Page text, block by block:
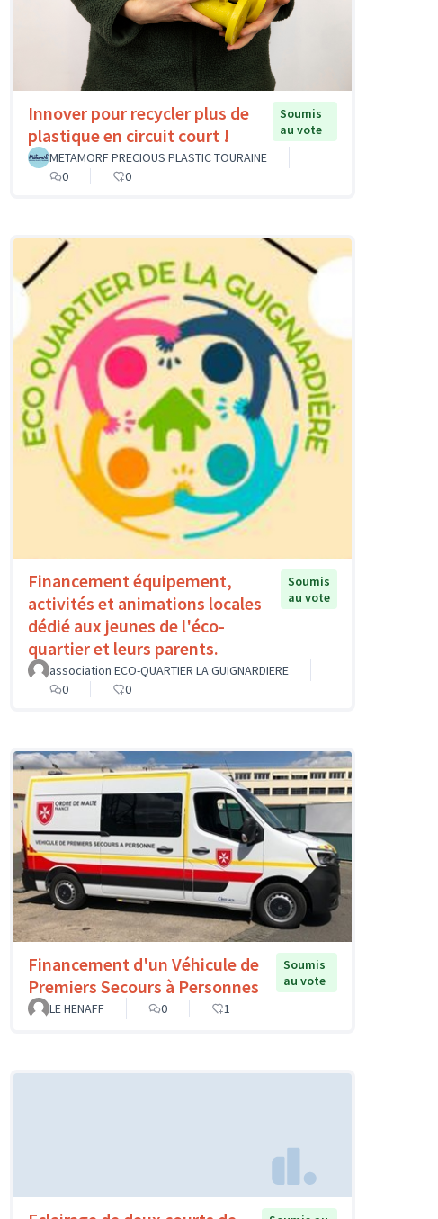
Innover pour recycler plus de
plastique en circuit court !
Soumis
au vote
METAMORF PRECIOUS PLASTIC TOURAINE
0
0
Financement équipement,
activités et animations locales
dédié aux jeunes de l'éco-
quartier et leurs parents.
Soumis
au vote
association ECO-QUARTIER LA GUIGNARDIERE
0
0
Financement d'un Véhicule de
Premiers Secours à Personnes
Soumis
au vote
LE HENAFF
0 1